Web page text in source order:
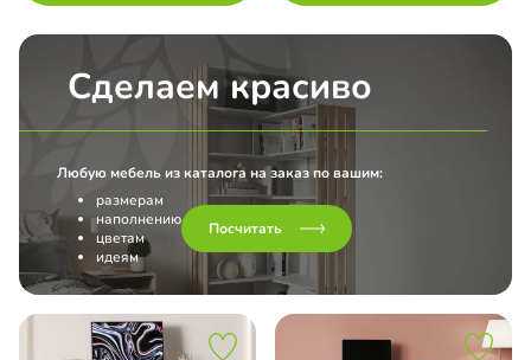
Сделаем красиво
Любую мебель из каталога на заказ по вашим:
размерам
наполнению
цветам
идеям
Посчитать